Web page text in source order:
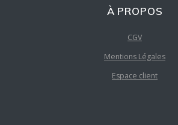
À PROPOS
CGV
Mentions Légales
Espace client